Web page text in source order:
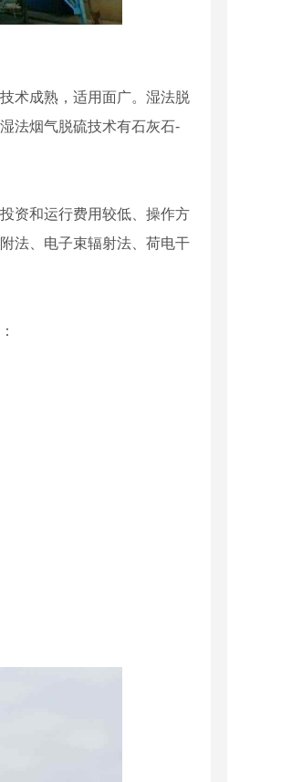
术成熟，适用面广。湿法脱
法烟气脱硫技术有石灰石-
资和运行费用较低、操作方
法、电子束辐射法、荷电干